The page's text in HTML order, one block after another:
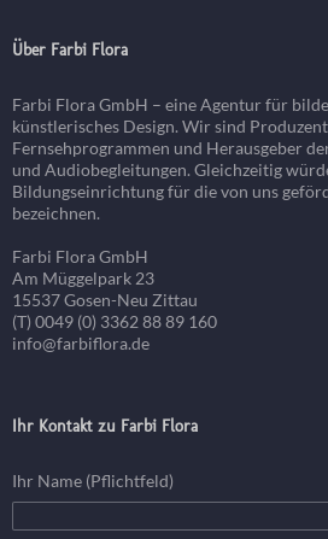
Über Farbi Flora
Farbi Flora GmbH – eine Agentur für
künstlerisches Design. Wir sind
Fernsehprogrammen und Herausgeber
und Audiobegleitungen. Gleichzeitig
Bildungseinrichtung für die von uns
bezeichnen.
Farbi Flora GmbH
Am Müggelpark 23
15537 Gosen-Neu Zittau
(T) 0049 (0) 3362 88 89 160
info@farbiflora.de
Ihr Kontakt zu Farbi Flora
Ihr Name (Pflichtfeld)